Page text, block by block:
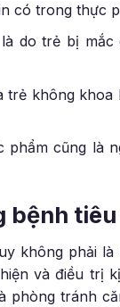
có trong thực
do trẻ bị
trẻ không
phẩm cũng là
bệnh
không phải
và điều trị
phòng tránh